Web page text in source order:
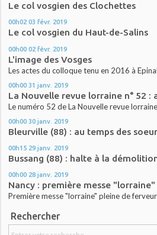
Le col vosgien des Clochettes
00h02 03 févr. 2019
Le col vosgien du Haut-de-Salins
00h00 02 févr. 2019
L'image des Vosges
Les actes du colloque tenu en 2016 à
00h00 31 janv. 2019
La Nouvelle revue lorraine n° 52 :
Le numéro 52 de La Nouvelle revue
00h00 30 janv. 2019
Bleurville (88) : au temps des
00h15 29 janv. 2019
Bussang (88) : halte à la
00h00 28 janv. 2019
Nancy : première messe
Première messe "lorraine" pleine de
Rechercher